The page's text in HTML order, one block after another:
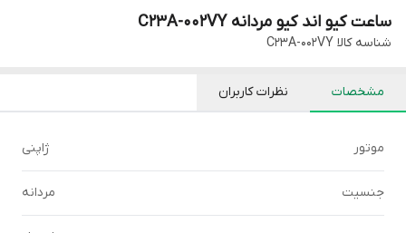
ساعت کیو اند کیو مردانه C23A-002VY
شناسه کالا C23A-002VY
مشخصات نظرات کاربران
موتور ژاپنی
جنسیت مردانه